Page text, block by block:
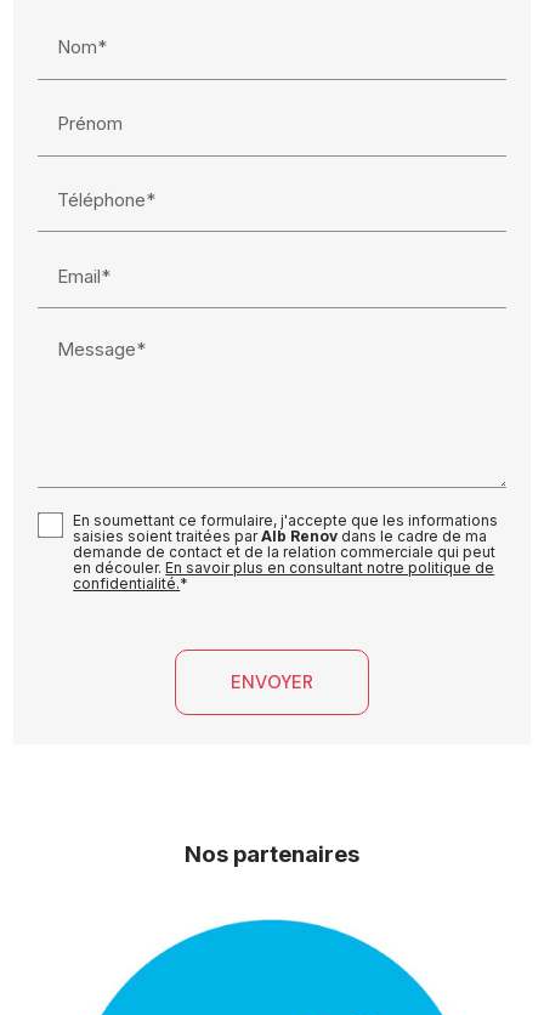
Nom*
Prénom
Téléphone*
Email*
Message*
En soumettant ce formulaire, j'accepte que les informations
saisies soient traitées parAlb Renov dans le cadre de ma
demande de contact et de la relation commerciale qui peut
en découler.En savoir plus en consultant notre politique de
confidentialité.*
Nos partenaires